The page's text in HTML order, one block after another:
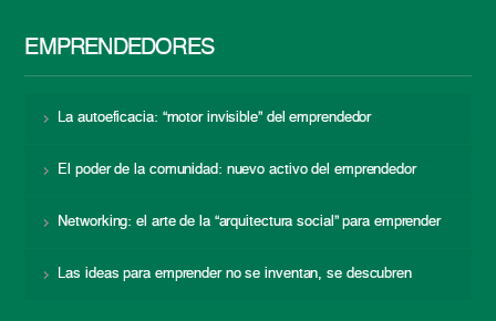
EMPRENDEDORES
La autoeficacia: “motor invisible” del emprendedor
El poder de la comunidad: nuevo activo del emprendedor
Networking: el arte de la “arquitectura social” para emprender
Las ideas para emprender no se inventan, se descubren